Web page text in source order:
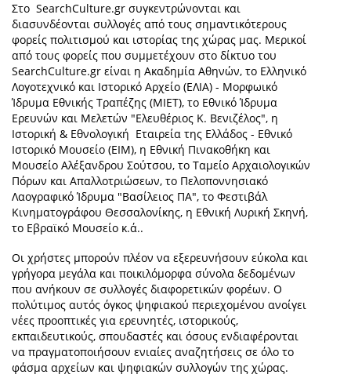
Στο SearchCulture.gr συγκεντρώνονται και
διασυνδέονται συλλογές από τους σημαντικότερους
φορείς πολιτισμού και ιστορίας της χώρας μας. Μερικοί
από τους φορείς που συμμετέχουν στο δίκτυο του
SearchCulture.gr είναι η Ακαδημία Αθηνών, το Ελληνικό
Λογοτεχνικό και Ιστορικό Αρχείο (ΕΛΙΑ) - Μορφωικό
Ίδρυμα Εθνικής Τραπέζης (ΜΙΕΤ), το Εθνικό Ίδρυμα
Ερευνών και Μελετών "Ελευθέριος Κ. Βενιζέλος", η
Ιστορική & Εθνολογική Εταιρεία της Ελλάδος - Εθνικό
Ιστορικό Μουσείο (ΕΙΜ), η Εθνική Πινακοθήκη και
Μουσείο Αλέξανδρου Σούτσου, το Ταμείο Αρχαιολογικών
Πόρων και Απαλλοτριώσεων, το Πελοποννησιακό
Λαογραφικό Ίδρυμα "Βασίλειος ΠΑ", το Φεστιβάλ
Κινηματογράφου Θεσσαλονίκης, η Εθνική Λυρική Σκηνή,
το Εβραϊκό Μουσείο κ.ά..
Οι χρήστες μπορούν πλέον να εξερευνήσουν εύκολα και
γρήγορα μεγάλα και ποικιλόμορφα σύνολα δεδομένων
που ανήκουν σε συλλογές διαφορετικών φορέων. Ο
πολύτιμος αυτός όγκος ψηφιακού περιεχομένου ανοίγει
νέες προοπτικές για ερευνητές, ιστορικούς,
εκπαιδευτικούς, σπουδαστές και όσους ενδιαφέρονται
να πραγματοποιήσουν ενιαίες αναζητήσεις σε όλο το
φάσμα αρχείων και ψηφιακών συλλογών της χώρας.